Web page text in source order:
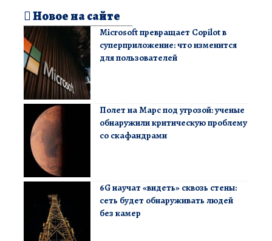
Новое на сайте
Microsoft превращает Copilot в
суперприложение: что изменится
для пользователей
Полет на Марс под угрозой: ученые
обнаружили критическую проблему
со скафандрами
6G научат «видеть» сквозь стены:
сеть будет обнаруживать людей
без камер